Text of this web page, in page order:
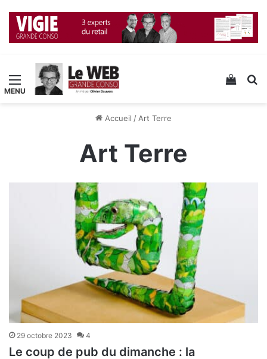
Menu Voir
Accueil /Art Terre
Art Terre
29 octobre 2023 4
Le coup de pub du dimanche : la